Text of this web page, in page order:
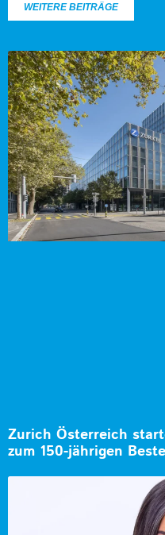
WEITERE BEITRÄGE
Zurich Österreich
zum 150-jährigen